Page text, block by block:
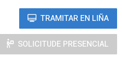
TRAMITAR EN LIÑA
SOLICITUDE PRESENCIAL